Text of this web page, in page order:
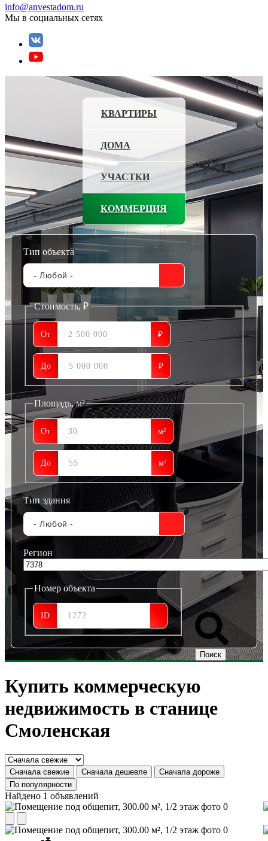
info@anvestadom.ru
Мы в социальных сетях
КВАРТИРЫ
ДОМА
УЧАСТКИ
КОММЕРЦИЯ
Тип объекта
Стоимость, ₽
От ₽
До ₽
Площадь, м²
От м²
До м²
Тип здания
Регион
Номер объекта
ID
Купить коммерческую
недвижимость в станице
Смоленская
Сначала свежие Сначала дешевле
Сначала дороже
По популярности
Найдено 1 объявлений